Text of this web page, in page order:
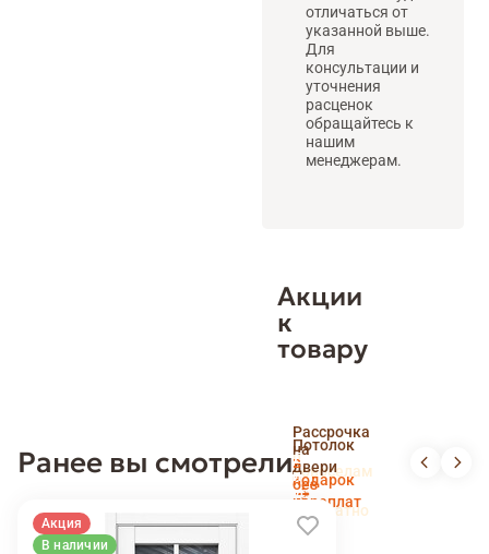
отличаться от
указанной выше.
Для
консультации и
уточнения
расценок
обращайтесь к
нашим
менеджерам.
Акции
к
товару
пенсионерам
и
новоселам
Рассрочка
на
двери
без
переплат
Потолок
в
подарок
Доставка
и
установка
беслпатно
Ранее вы смотрели
Акция
В наличии